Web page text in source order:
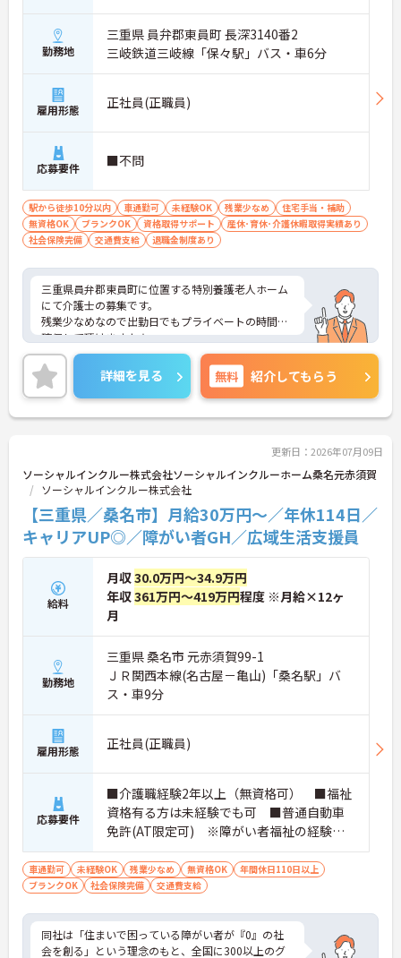
勤務地
三重県 員弁郡東員町 長深3140番2
三岐鉄道三岐線「保々駅」バス・車6分
雇用形態 正社員(正職員)
応募要件 ■不問
駅から徒歩10分以内 車通勤可 未経験OK 残業少なめ
住宅手当・補助
無資格OK
ブランクOK 資格取得サポート
産休･育休･介護休暇取得実績あり
社会保険完備
交通費支給 退職金制度あり
三重県員弁郡東員町に位置する特別養護老人ホーム
にて介護士の募集です。
残業少なめなので出勤日でもプライベートの時間を
確保して頂けますよ★
最寄り駅より徒歩10分圏内と好立地、マイカー通勤
も可能と通勤のストレスが少ないのも嬉しいポイン
トです。
ご興味をお持ちの方には詳細の情報や面接のポイン
トをお伝えしますのでお気軽にお問い合わせくださ
詳細を見る 無料 紹介してもらう
更新日：2026年07月09日
ソーシャルインクルー株式会社ソーシャルインクルーホーム桑名元赤須賀
ソーシャルインクルー株式会社
【三重県／桑名市】月給30万円～／年休114日／
キャリアUP◎／障がい者GH／広域生活支援員
給料
月収30.0万円～34.9万円
年収361万円～419万円程度 ※月給×12ヶ
月
勤務地
三重県 桑名市 元赤須賀99-1
ＪＲ関西本線(名古屋－亀山)「桑名駅」バ
ス・車9分
雇用形態 正社員(正職員)
応募要件
■介護職経験2年以上（無資格可） ■福祉
資格有る方は未経験でも可 ■普通自動車
免許(AT限定可) ※障がい者福祉の経験は
不問です。※実務経験2年以上の方、障がい
者福祉に関する経験をお持ちの方大歓迎
車通勤可 未経験OK 残業少なめ 無資格OK
年間休日110日以上
ブランクOK
社会保険完備 交通費支給
同社は「住まいで困っている障がい者が『0』の社
会を創る」という理念のもと、全国に300以上のグ